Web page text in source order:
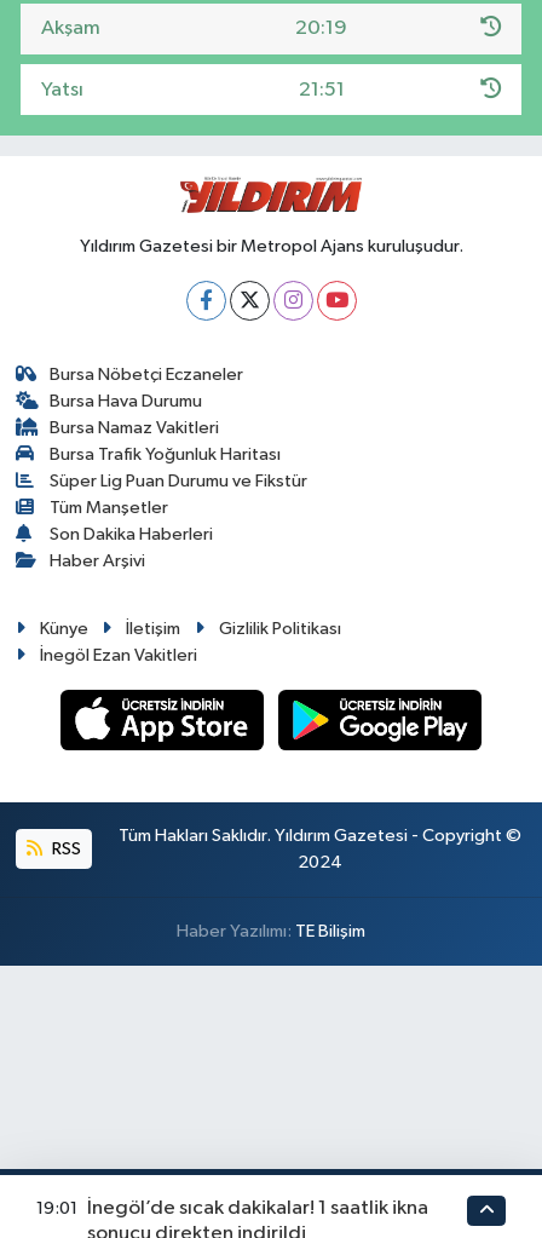
Akşam 20:19
Yatsı 21:51
Yıldırım Gazetesi bir Metropol Ajans kuruluşudur.
Bursa Nöbetçi Eczaneler
Bursa Hava Durumu
Bursa Namaz Vakitleri
Bursa Trafik Yoğunluk Haritası
Süper Lig Puan Durumu ve Fikstür
Tüm Manşetler
Son Dakika Haberleri
Haber Arşivi
Künye İletişim
Gizlilik Politikası
İnegöl Ezan Vakitleri
RSS
Tüm Hakları Saklıdır. Yıldırım Gazetesi - Copyright ©
2024
Haber Yazılımı: TE Bilişim
19:01
İnegöl’de sıcak dakikalar! 1 saatlik ikna
sonucu direkten indirildi